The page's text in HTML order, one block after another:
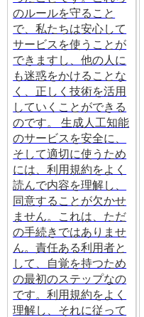
のルールを守ること
で、私たちは安心して
サービスを使うことが
できますし、他の人に
も迷惑をかけることな
く、正しく技術を活用
していくことができる
のです。 生成人工知能
のサービスを安全に、
そして適切に使うため
には、利用規約をよく
読んで内容を理解し、
同意することが欠かせ
ません。これは、ただ
の手続きではありませ
ん。責任ある利用者と
して、自覚を持つため
の最初のステップなの
です。利用規約をよく
理解し、それに従って